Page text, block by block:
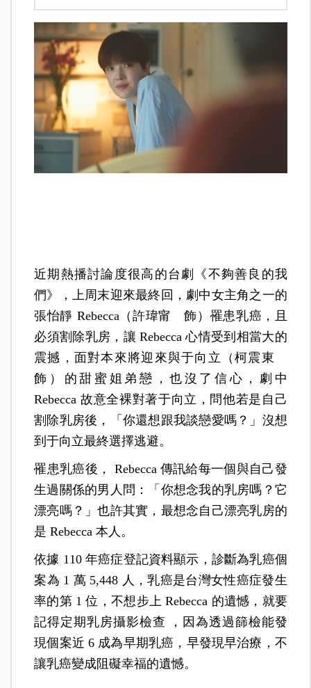
近期熱播討論度很高的台劇《不夠善良的我
們》，上周末迎來最終回，劇中女主角之一的
張怡靜 Rebecca（許瑋甯 飾）罹患乳癌，且
必須割除乳房，讓 Rebecca 心情受到相當大的
震撼，面對本來將迎來與于向立（柯震東
飾）的甜蜜姐弟戀，也沒了信心，劇中
Rebecca 故意全裸對著于向立，問他若是自己
割除乳房後，「你還想跟我談戀愛嗎？」沒想
到于向立最終選擇逃避。
罹患乳癌後， Rebecca 傳訊給每一個與自己發
生過關係的男人問：「你想念我的乳房嗎？它
漂亮嗎？」也許其實，最想念自己漂亮乳房的
是 Rebecca 本人。
依據 110 年癌症登記資料顯示，診斷為乳癌個
案為 1 萬 5,448 人，乳癌是台灣女性癌症發生
率的第 1 位，不想步上 Rebecca 的遺憾，就要
記得定期乳房攝影檢查 ，因為透過篩檢能發
現個案近 6 成為早期乳癌，早發現早治療，不
讓乳癌變成阻礙幸福的遺憾。